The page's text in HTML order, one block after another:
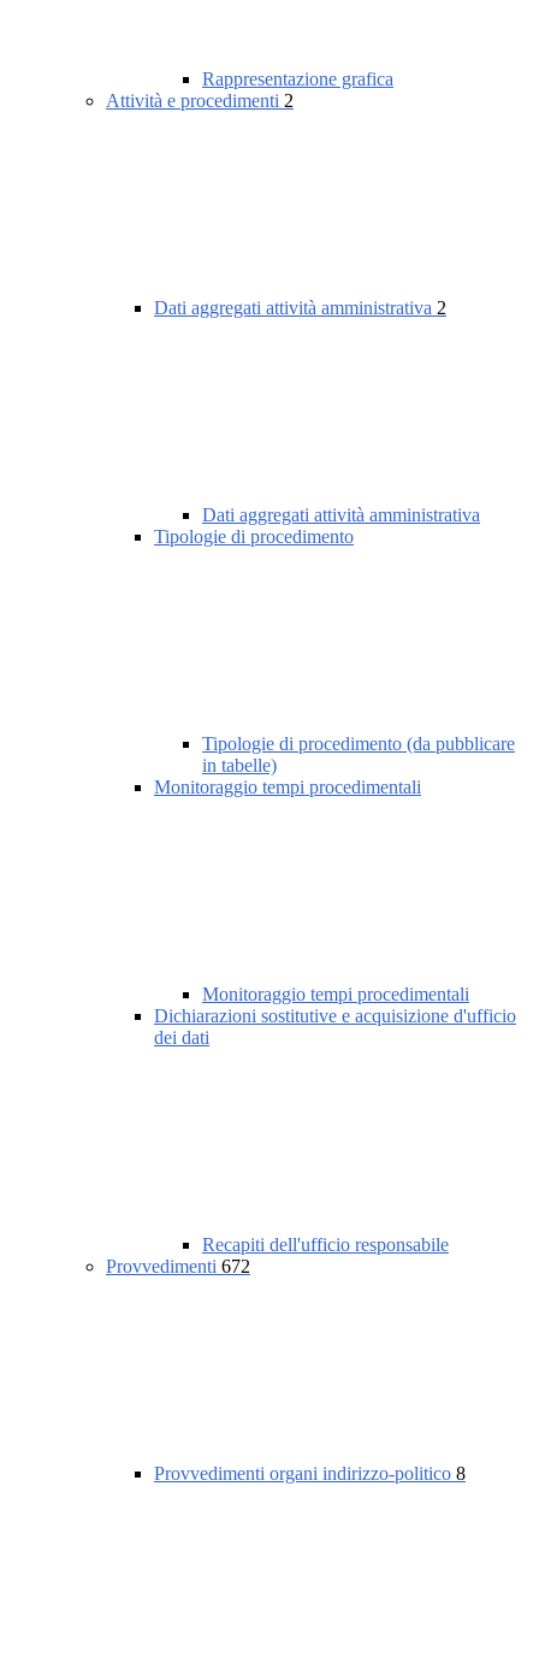
Rappresentazione grafica
Attività e procedimenti 2
Dati aggregati attività amministrativa 2
Dati aggregati attività amministrativa
Tipologie di procedimento
Tipologie di procedimento (da pubblicare
in tabelle)
Monitoraggio tempi procedimentali
Monitoraggio tempi procedimentali
Dichiarazioni sostitutive e acquisizione d'ufficio
dei dati
Recapiti dell'ufficio responsabile
Provvedimenti 672
Provvedimenti organi indirizzo-politico 8